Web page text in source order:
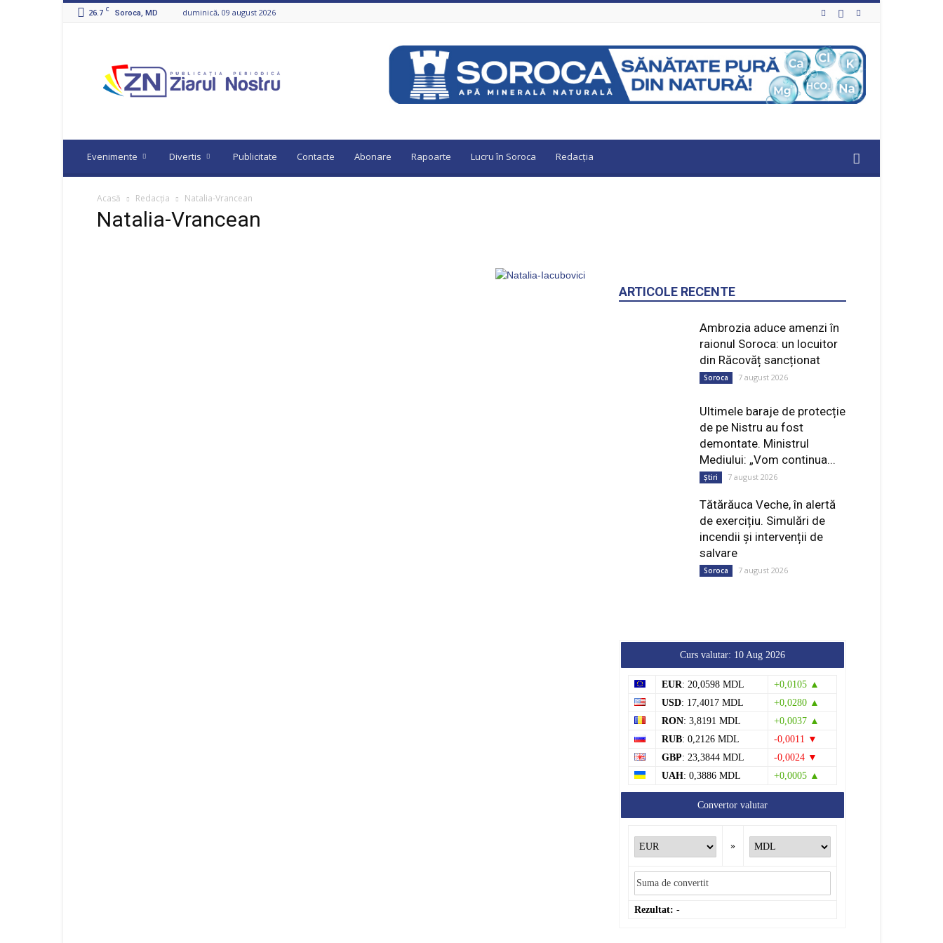
26.7 C Soroca, MD duminică, 09 august 2026
Nostru
Evenimente Divertis Publicitate Contacte Abonare Rapoarte Lucru în Soroca Redacția
Acasă Redacția Natalia-Vrancean
Natalia-Vrancean
ARTICOLE RECENTE
Ambrozia aduce amenzi în
raionul Soroca: un locuitor
din Răcovăț sancționat
Soroca 7 august 2026
Ultimele baraje de protecție
de pe Nistru au fost
demontate. Ministrul
Mediului: „Vom continua...
Știri 7 august 2026
Tătărăuca Veche, în alertă
de exercițiu. Simulări de
incendii și intervenții de
salvare
Soroca 7 august 2026
Curs valutar: 10 Aug 2026
EUR: 20,0598 MDL
+0,0105 ▲
USD: 17,4017 MDL
+0,0280 ▲
RON: 3,8191 MDL
+0,0037 ▲
RUB: 0,2126 MDL
-0,0011 ▼
GBP: 23,3844 MDL
-0,0024 ▼
UAH: 0,3886 MDL +0,0005 ▲
Convertor valutar
»
Rezultat: -